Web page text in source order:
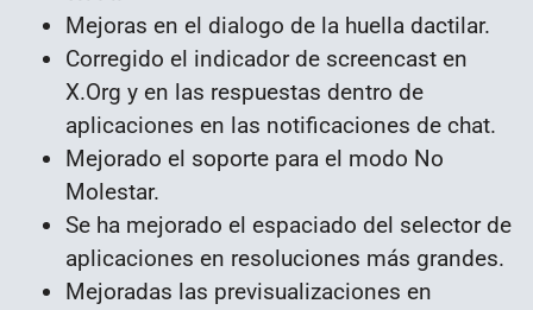
Mejoras en el dialogo de la huella dactilar.
Corregido el indicador de screencast en
X.Org y en las respuestas dentro de
aplicaciones en las notificaciones de chat.
Mejorado el soporte para el modo No
Molestar.
Se ha mejorado el espaciado del selector de
aplicaciones en resoluciones más grandes.
Mejoradas las previsualizaciones en